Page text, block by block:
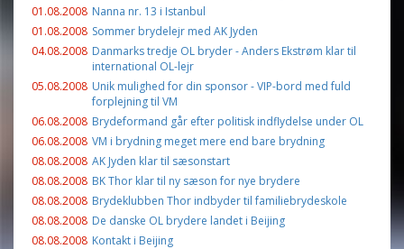
01.08.2008 Nanna nr. 13 i Istanbul
01.08.2008 Sommer brydelejr med AK Jyden
04.08.2008 Danmarks tredje OL bryder - Anders Ekstrøm klar til
international OL-lejr
05.08.2008 Unik mulighed for din sponsor - VIP-bord med fuld
forplejning til VM
06.08.2008 Brydeformand går efter politisk indflydelse under OL
06.08.2008 VM i brydning meget mere end bare brydning
08.08.2008 AK Jyden klar til sæsonstart
08.08.2008 BK Thor klar til ny sæson for nye brydere
08.08.2008 Brydeklubben Thor indbyder til familiebrydeskole
08.08.2008 De danske OL brydere landet i Beijing
08.08.2008 Kontakt i Beijing